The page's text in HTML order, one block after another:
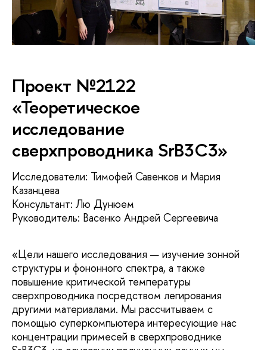
Проект №2122
«Теоретическое
исследование
сверхпроводника SrB3C3»
Исследователи: Тимофей Савенков и Мария
Казанцева
Консультант: Лю Дунюем
Руководитель: Васенко Андрей Сергеевича
«Цели нашего исследования — изучение зонной
структуры и фононного спектра, а также
повышение критической температуры
сверхпроводника посредством легирования
другими материалами. Мы рассчитываем с
помощью суперкомпьютера интересующие нас
концентрации примесей в сверхпроводнике